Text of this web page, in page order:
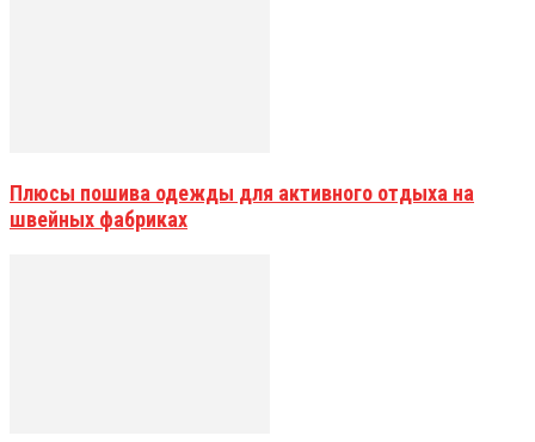
Плюсы пошива одежды для активного отдыха на
швейных фабриках